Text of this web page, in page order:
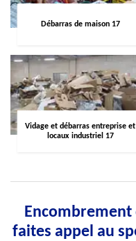
Débarras de maison 17
Vidage et débarras entreprise et
locaux industriel 17
Encombrement
faites appel au